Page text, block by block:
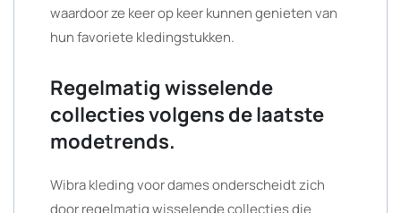
waardoor ze keer op keer kunnen genieten van
hun favoriete kledingstukken.
Regelmatig wisselende
collecties volgens de laatste
modetrends.
Wibra kleding voor dames onderscheidt zich